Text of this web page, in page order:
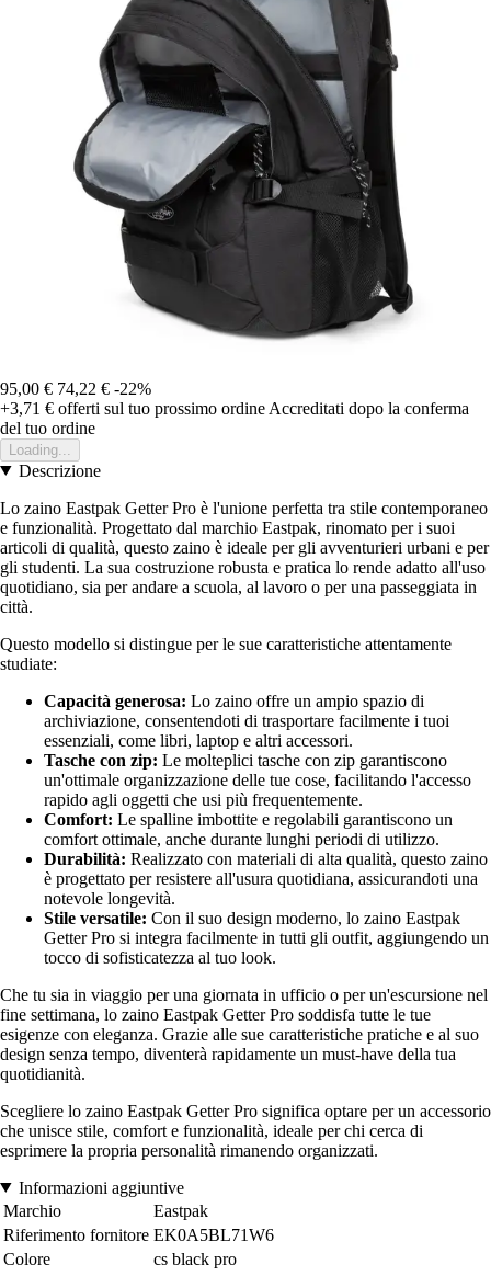
95,00 € 74,22 € -22%
+3,71 € offerti sul tuo prossimo ordine Accreditati dopo la conferma
del tuo ordine
Loading...
Descrizione
Lo zaino Eastpak Getter Pro è l'unione perfetta tra stile contemporaneo
e funzionalità. Progettato dal marchio Eastpak, rinomato per i suoi
articoli di qualità, questo zaino è ideale per gli avventurieri urbani e per
gli studenti. La sua costruzione robusta e pratica lo rende adatto all'uso
quotidiano, sia per andare a scuola, al lavoro o per una passeggiata in
città.
Questo modello si distingue per le sue caratteristiche attentamente
studiate:
Capacità generosa: Lo zaino offre un ampio spazio di
archiviazione, consentendoti di trasportare facilmente i tuoi
essenziali, come libri, laptop e altri accessori.
Tasche con zip: Le molteplici tasche con zip garantiscono
un'ottimale organizzazione delle tue cose, facilitando l'accesso
rapido agli oggetti che usi più frequentemente.
Comfort: Le spalline imbottite e regolabili garantiscono un
comfort ottimale, anche durante lunghi periodi di utilizzo.
Durabilità: Realizzato con materiali di alta qualità, questo zaino
è progettato per resistere all'usura quotidiana, assicurandoti una
notevole longevità.
Stile versatile: Con il suo design moderno, lo zaino Eastpak
Getter Pro si integra facilmente in tutti gli outfit, aggiungendo un
tocco di sofisticatezza al tuo look.
Che tu sia in viaggio per una giornata in ufficio o per un'escursione nel
fine settimana, lo zaino Eastpak Getter Pro soddisfa tutte le tue
esigenze con eleganza. Grazie alle sue caratteristiche pratiche e al suo
design senza tempo, diventerà rapidamente un must-have della tua
quotidianità.
Scegliere lo zaino Eastpak Getter Pro significa optare per un accessorio
che unisce stile, comfort e funzionalità, ideale per chi cerca di
esprimere la propria personalità rimanendo organizzati.
Informazioni aggiuntive
Marchio
Eastpak
Riferimento fornitore EK0A5BL71W6
Colore
cs black pro